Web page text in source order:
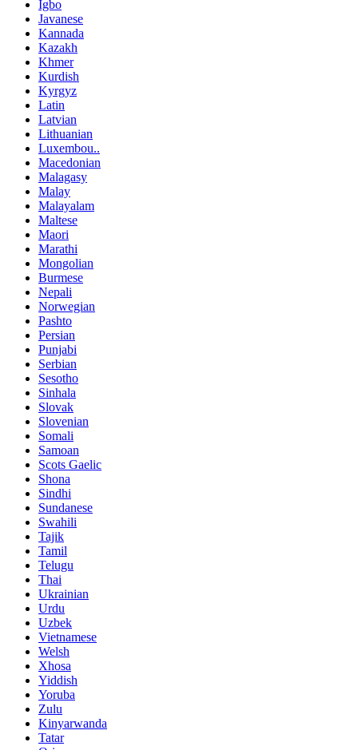
Igbo
Javanese
Kannada
Kazakh
Khmer
Kurdish
Kyrgyz
Latin
Latvian
Lithuanian
Luxembou..
Macedonian
Malagasy
Malay
Malayalam
Maltese
Maori
Marathi
Mongolian
Burmese
Nepali
Norwegian
Pashto
Persian
Punjabi
Serbian
Sesotho
Sinhala
Slovak
Slovenian
Somali
Samoan
Scots Gaelic
Shona
Sindhi
Sundanese
Swahili
Tajik
Tamil
Telugu
Thai
Ukrainian
Urdu
Uzbek
Vietnamese
Welsh
Xhosa
Yiddish
Yoruba
Zulu
Kinyarwanda
Tatar